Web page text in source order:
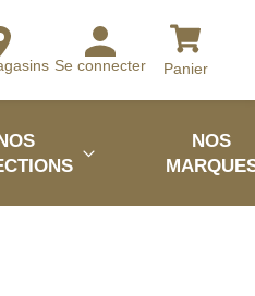
Se connecter Panier
NOS